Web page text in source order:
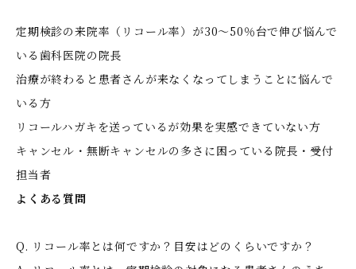
定期検診の来院率（リコール率）が30〜50％台で伸び悩んで
いる歯科医院の院長
治療が終わると患者さんが来なくなってしまうことに悩んで
いる方
リコールハガキを送っているが効果を実感できていない方
キャンセル・無断キャンセルの多さに困っている院長・受付
担当者
よくある質問
Q. リコール率とは何ですか？目安はどのくらいですか？